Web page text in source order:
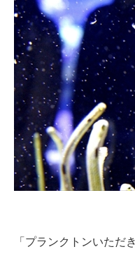
「プランクトンいただ